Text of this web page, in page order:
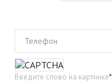
Телефон
Введите слово на картинке*